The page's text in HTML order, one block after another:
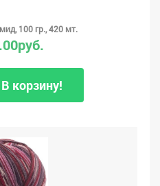
100 гр., 420 мт.
В корзину!